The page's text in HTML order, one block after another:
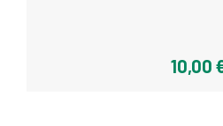
10,00